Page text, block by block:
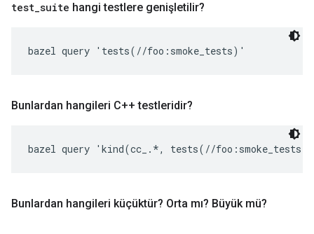
test_suite hangi testlere genişletilir?
bazel query 'tests(//foo:smoke_tests)'
Bunlardan hangileri C++ testleridir?
bazel query 'kind(cc_.*, tests(//
Bunlardan hangileri küçüktür? Orta mı? Büyük mü?